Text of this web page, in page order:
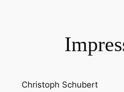
Christoph Schubert